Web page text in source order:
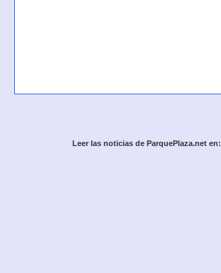
Leer las noticias de ParquePlaza.net en: